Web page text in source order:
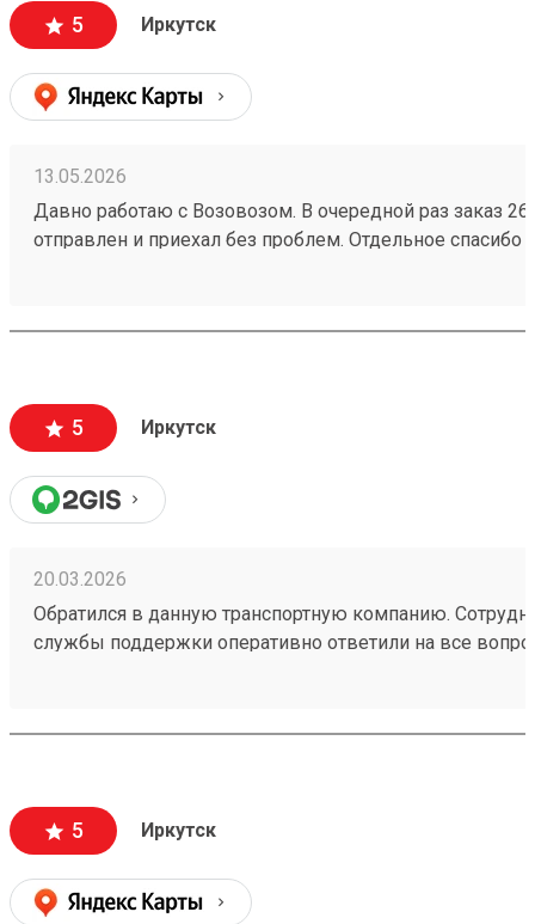
5 Иркутск
13.05.2026
Давно работаю с Возовозом. В очередной раз заказ
отправлен и приехал без проблем. Отдельное спасибо
5 Иркутск
20.03.2026
Обратился в данную транспортную компанию.
службы поддержки оперативно ответили на все
5 Иркутск